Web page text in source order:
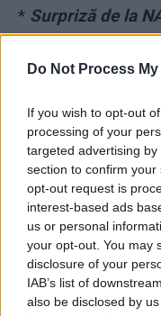
Do Not Process
If you wish to opt-out
processing of your
targeted advertising
section to confirm
opt-out request is
interest-based ads
us or personal
your opt-out. You may
disclosure of your
IAB’s list of
also be disclosed by
* Surpriză de la
poză în care i se
timp ce pășea pe
*Și Timișoara se
neamț! La 36 de
desemnat
dominat alegerile
*VIDEO.
Firea a primit
făcătoare de